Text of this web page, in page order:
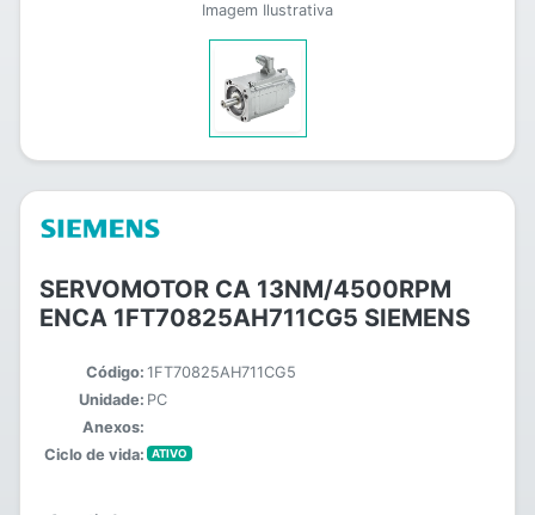
Imagem Ilustrativa
SERVOMOTOR CA 13NM/4500RPM
ENCA 1FT70825AH711CG5 SIEMENS
Código: 1FT70825AH711CG5
Unidade: PC
Anexos:
Ciclo de vida:
ATIVO